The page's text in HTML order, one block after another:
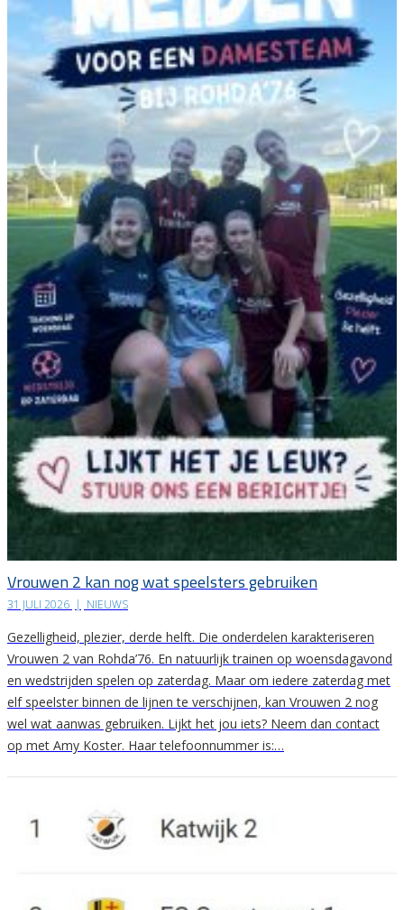
Vrouwen 2 kan nog wat speelsters gebruiken
31 JULI 2026 | NIEUWS
Gezelligheid, plezier, derde helft. Die onderdelen karakteriseren
Vrouwen 2 van Rohda’76. En natuurlijk trainen op woensdagavond
en wedstrijden spelen op zaterdag. Maar om iedere zaterdag met
elf speelster binnen de lijnen te verschijnen, kan Vrouwen 2 nog
wel wat aanwas gebruiken. Lijkt het jou iets? Neem dan contact
op met Amy Koster. Haar telefoonnummer is:…